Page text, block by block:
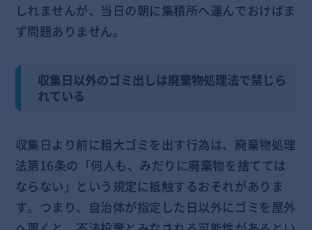
しれませんが、当日の朝に集積所へ運んでおけばま
ず問題ありません。
収集日以外のゴミ出しは廃棄物処理法で禁じら
れている
収集日より前に粗大ゴミを出す行為は、廃棄物処理
法第16条の「何人も、みだりに廃棄物を捨てては
ならない」という規定に抵触するおそれがありま
す。つまり、自治体が指定した日以外にゴミを屋外